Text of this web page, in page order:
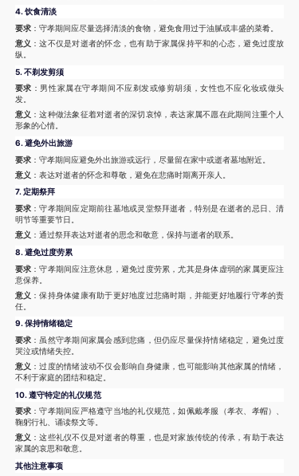
4. 饮食清淡
要求：守孝期间应尽量选择清淡的食物，避免食用过于油腻或丰盛的菜肴。
意义 ：这不仅是对逝者的怀念，也有助于家属保持平和的心态，避免过度放
纵。
5. 不剃发剪须
要求 ：男性家属在守孝期间不应剃发或修剪胡须，女性也不应化妆或做头
发。
意义 ：这种做法象征着对逝者的深切哀悼，表达家属不愿在此期间注重个人
形象的心情。
6. 避免外出旅游
要求：守孝期间应避免外出旅游或远行，尽量留在家中或逝者墓地附近。
意义 ：表达对逝者的怀念和尊敬，避免在悲痛时期离开亲人。
7.定期祭拜
要求 ：守孝期间应定期前往墓地或灵堂祭拜逝者，特别是在逝者的忌日、清
明节等重要节日。
意义 ：通过祭拜表达对逝者的思念和敬意，保持与逝者的联系。
8. 避免过度劳累
要求 ：守孝期间应注意休息，避免过度劳累，尤其是身体虚弱的家属更应注
意保养。
意义 ：保持身体健康有助于更好地度过悲痛时期，并能更好地履行守孝的责
任。
9. 保持情绪稳定
要求 ：虽然守孝期间家属会感到悲痛，但仍应尽量保持情绪稳定，避免过度
哭泣或情绪失控。
意义 ：过度的情绪波动不仅会影响自身健康，也可能影响其他家属的情绪，
不利于家庭的团结和稳定。
10.遵守特定的礼仪规范
要求 ：守孝期间应严格遵守当地的礼仪规范，如佩戴孝服（孝衣、孝帽）、
鞠躬行礼、诵读祭文等。
意义 ：这些礼仪不仅是对逝者的尊重，也是对家族传统的传承，有助于表达
家属的哀思和敬意。
其他注意事项